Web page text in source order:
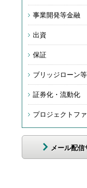
事業開発等金融
出資
保証
ブリッジローン等
証券化・流動化
プロジェクトフ
メール配信